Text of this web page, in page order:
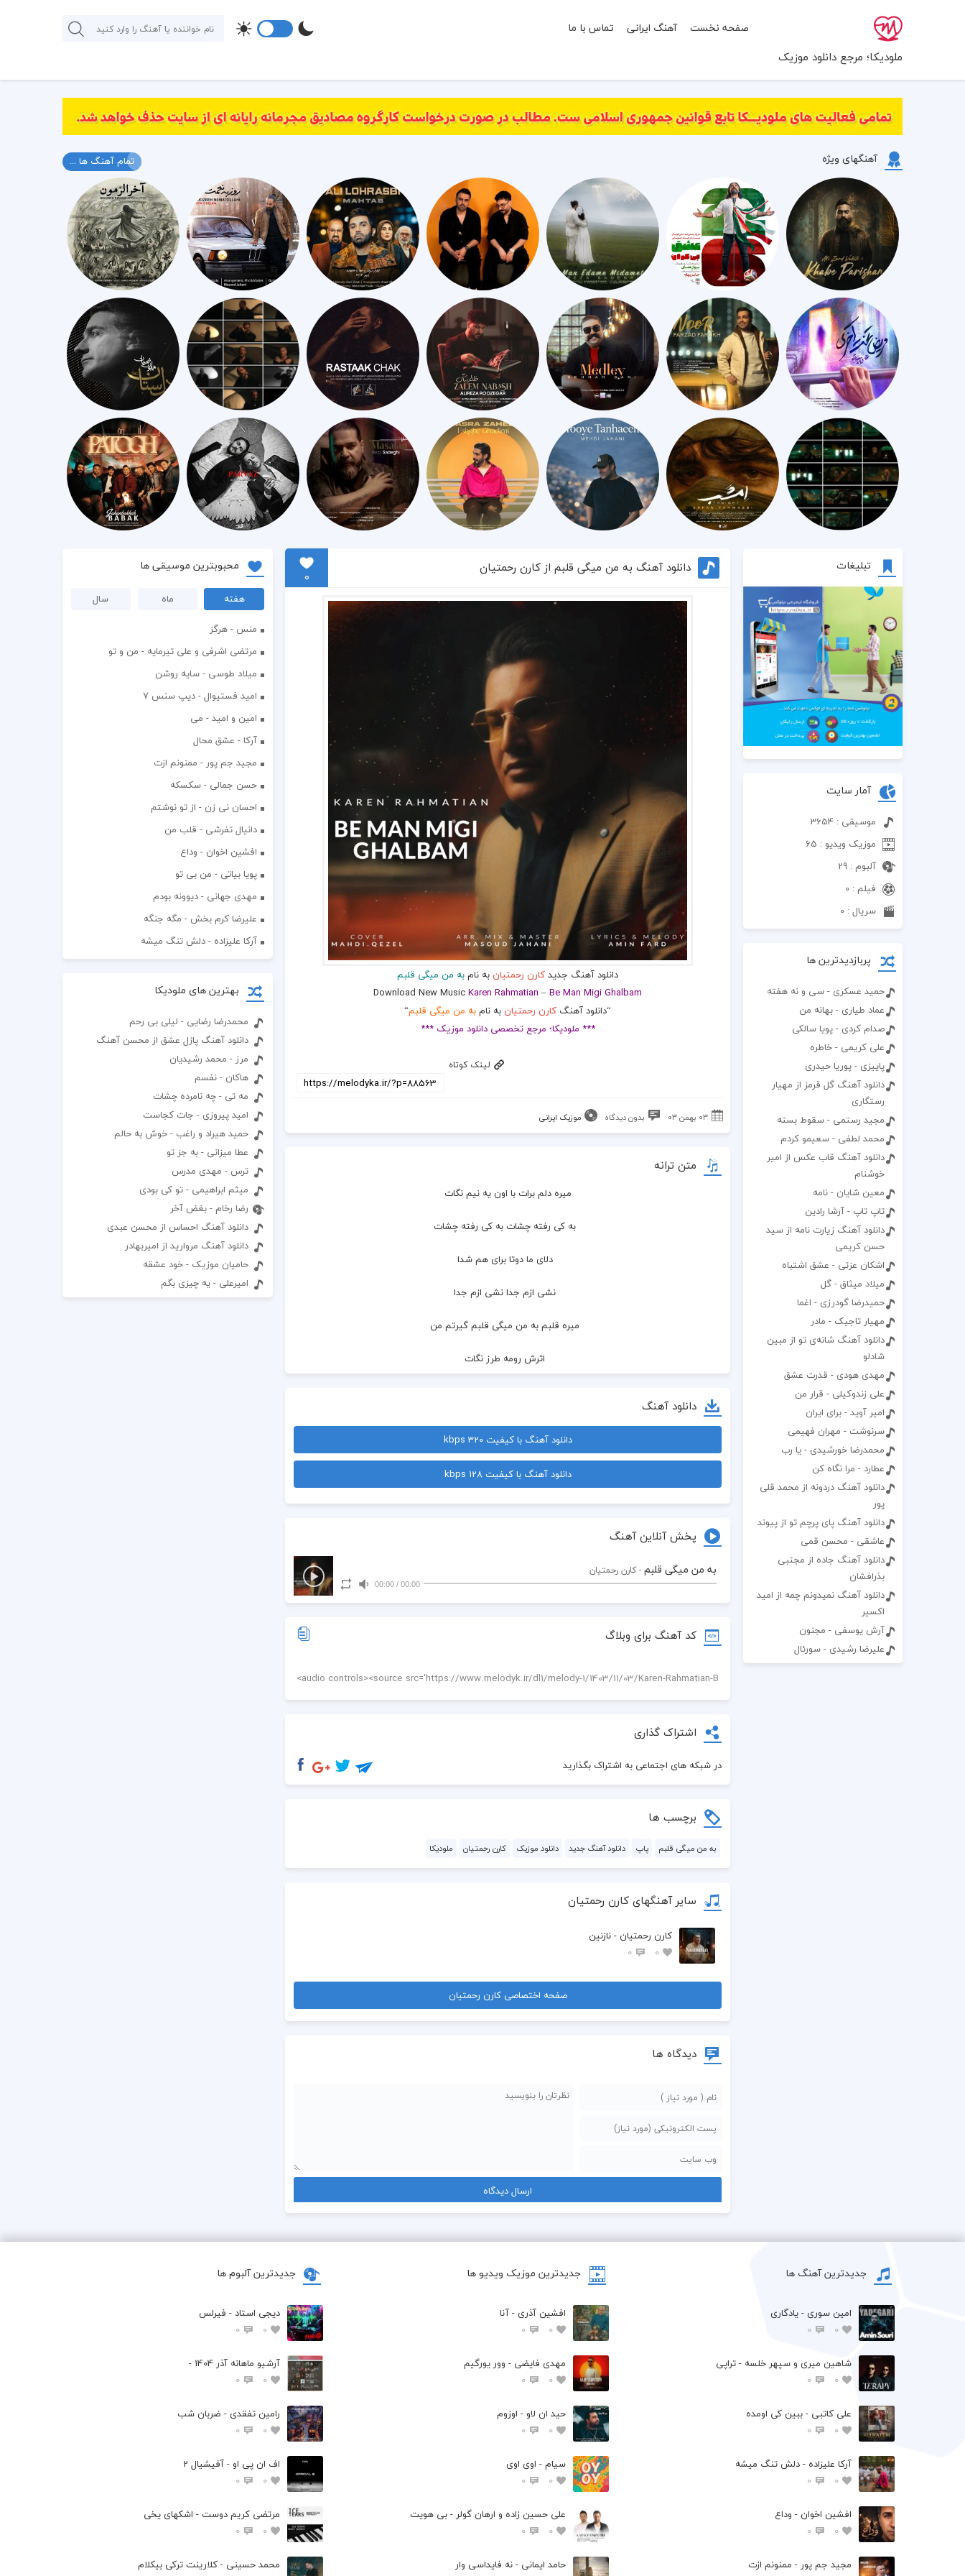
ملودیکا؛ مرجع دانلود موزیک
صفحه نخست آهنگ ایرانی تماس با ما
آهنگهای ویژه تمام آهنگ ها ...
تبلیغات
آمار سایت
موسیقی : 3654
موزیک ویدیو : 65
آلبوم : 29
فیلم : 0
سریال : 0
پربازدیدترین ها
حمید عسکری - سی و نه هفته
عماد طیاری - بهانه من
صدام کردی - پویا سالکی
علی کریمی - خاطره
پاییزی - پوریا حیدری
دانلود آهنگ گل قرمز از مهیار
رستگاری
مجید رستمی - سقوط بسته
محمد لطفی - سعیمو کردم
دانلود آهنگ قاب عکس از امیر
خوشنام
معین شایان - نامه
تاپ تاپ - آرشا رادین
دانلود آهنگ زیارت نامه از سید
حسن کریمی
اشکان عزتی - عشق اشتباه
میلاد میثاق - گل
حمیدرضا گودرزی - اغما
مهیار تاجیک - مادر
دانلود آهنگ شانه‌ی تو از مبین
شادلو
مهدی هودی - قدرت عشق
علی زندوکیلی - قرار من
امیر آوید - برای ایران
سرنوشت - مهران فهیمی
محمدرضا خورشیدی - یا رب
عطارد - مرا نگاه کن
دانلود آهنگ دردونه از محمد قلی
پور
دانلود آهنگ پای پرچم تو از پیوند
عاشقی - محسن قمی
دانلود آهنگ جاده از مجتبی
بذرافشان
دانلود آهنگ نمیدونم چمه از امید
اکسیر
آرش یوسفی - مجنون
علیرضا رشیدی - سورئال
دانلود آهنگ به من میگی قلبم از کارن رحمتیان
0
دانلود آهنگ جدیدکارن رحمتیان به نامبه من میگی قلبم
Download New MusicKaren Rahmatian –Be Man Migi Ghalbam
“دانلود آهنگ کارن رحمتیان به نامبه من میگی قلبم“
*** ملودیکا؛ مرجع تخصصی دانلود موزیک ***
لینک کوتاه
۰۳ بهمن ۰۳ بدون دیدگاه موزیک ایرانی
متن ترانه
میره دلم برات با اون یه نیم نگات
  به کی رفته چشات به کی رفته چشات
  دلای ما دوتا برای هم شدا
  نشی ازم جدا نشی ازم جدا
  میره قلبم به من میگی قلبم گیرتم من
  اثرش رومه طرز نگات
  حالتش توی حرف زدنات
  دیدی شدی سهمم نمیفهمم
  چرا پیش منی تنگ میشه دلم برات
دانلود آهنگ
دانلود آهنگ با کیفیت 320 kbps
دانلود آهنگ با کیفیت 128 kbps
پخش آنلاین آهنگ
به من میگی قلبم - کارن رحمتیان
00:00
/
00:00
کد آهنگ برای وبلاگ
اشتراک گذاری
در شبکه های اجتماعی به اشتراک بگذارید
برچسب ها
به من میگی قلبم پاپ دانلود آهنگ جدید دانلود موزیک کارن رحمتیان ملودیکا
سایر آهنگهای کارن رحمتیان
کارن رحمتیان - نازنین
0
0
صفحه اختصاصی کارن رحمتیان
دیدگاه ها
محبوبترین موسیقی ها
هفته ماه
سال
منس - هرگز
مرتضی اشرفی و علی تیرمایه - من و تو
میلاد طوسی - سایه روشن
اميد فستيوال - ديپ سنس ۷
امین و امید - می
آرکا - عشق محال
مجید جم پور - ممنونم ازت
حسن جمالی - سکسکه
احسان نی زن - از تو نوشتم
دانیال تفرشی - قلب من
افشين اخوان - وداع
پویا بیاتی - من بی تو
مهدی جهانی - دیوونه بودم
علیرضا کرم بخش - مگه جنگه
آرکا علیزاده - دلش تنگ میشه
بهترین های ملودیکا
محمدرضا رضایی - لیلی بی رحم
دانلود آهنگ پازل عشق از محسن آهنگ
مرز - محمد رشیدیان
هاکان - نفسم
مه تی - چه نامرده چشات
امید پیروزی - جات کجاست
حمید هیراد و راغب - خوش به حالم
عطا میزانی - به جز تو
ترس - مهدی مدرس
میثم ابراهیمی - تو کی بودی
رضا رخام - بغض آخر
دانلود آهنگ احساس از محسن عبدی
دانلود آهنگ مروارید از امیربهادر
حامیان موزیک - خود عشقه
امیرعلی - یه چیزی بگم
جدیدترین آهنگ ها
امین سوری - یادگاری
0
0
شاهین میری و سپهر خلسه - تراپی
0
0
علی کاتبی - ببین کی اومده
0
0
آرکا علیزاده - دلش تنگ میشه
0
0
افشين اخوان - وداع
0
0
مجید جم پور - ممنونم ازت
جدیدترین موزیک ویدیو ها
افشین آذری - آنا
0
0
مهدی فایضی - وور یورگیم
0
0
حید ان لاو - اوزوم
0
0
سیام - اوی اوی
0
0
علی حسین زاده و ارهان گولر - بی هویت
0
0
حامد ایمانی - نه فایداسی وار
جدیدترین آلبوم ها
دیجی استاد - فیرلس
0
0
آرشیو ماهانه آذر 1404 -
0
0
رامین تفقدی - ضربان شب
0
0
اف ان پی او - آفیشیال 2
0
0
مرتضی کریم دوست - اشکهای یخی
0
0
محمد حسینی - کلارینت ترکی بیکلام